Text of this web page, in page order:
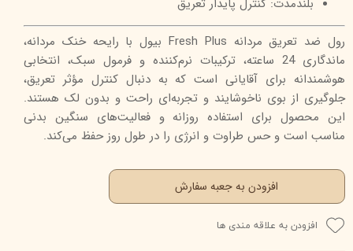
بلندمدت: کنترل پایدار تعریق
رول ضد تعریق مردانه Fresh Plus بیول با رایحه خنک مردانه،
ماندگاری 24 ساعته، ترکیبات نرم‌کننده و فرمول سبک، انتخابی
هوشمندانه برای آقایانی است که به دنبال کنترل مؤثر تعریق،
جلوگیری از بوی ناخوشایند و تجربه‌ای راحت و بدون لک هستند.
این محصول برای استفاده روزانه و فعالیت‌های سنگین بدنی
مناسب است و حس طراوت و انرژی را در طول روز حفظ می‌کند.
افزودن به جعبه سفارش
افزودن به علاقه مندی ها